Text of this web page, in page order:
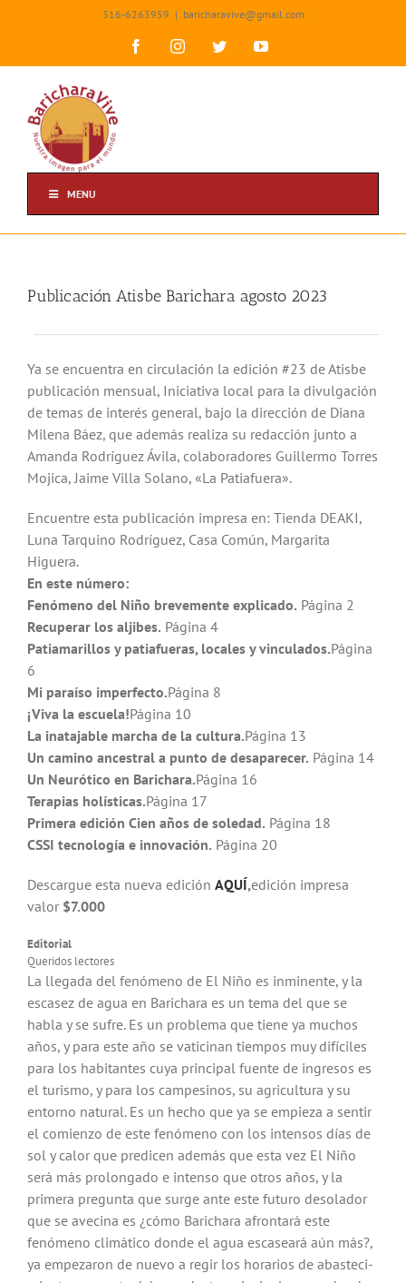
316-6263959 | baricharavive@gmail.com
FacebookInstagramTwitterYouTube
MENU
Publicación Atisbe Barichara agosto 2023
Ya se encuentra en circulación la edición #23 de Atisbe
publicación mensual, Iniciativa local para la divulgación
de temas de interés general, bajo la dirección de Diana
Milena Báez, que además realiza su redacción junto a
Amanda Rodríguez Ávila, colaboradores Guillermo Torres
Mojica, Jaime Villa Solano, «La Patiafuera».
Encuentre esta publicación impresa en: Tienda DEAKI,
Luna Tarquino Rodríguez, Casa Común, Margarita
Higuera.
En este número:
Fenómeno del Niño brevemente explicado. Página 2
Recuperar los aljibes. Página 4
Patiamarillos y patiafueras, locales y vinculados.Página
6
Mi paraíso imperfecto.Página 8
¡Viva la escuela!Página 10
La inatajable marcha de la cultura.Página 13
Un camino ancestral a punto de desaparecer. Página 14
Un Neurótico en Barichara.Página 16
Terapias holísticas.Página 17
Primera edición Cien años de soledad. Página 18
CSSI tecnología e innovación. Página 20
Descargue esta nueva edición AQUÍ,edición impresa
valor $7.000
Editorial
Queridos lectores
La llegada del fenómeno de El Niño es inminente, y la
escasez de agua en Barichara es un tema del que se
habla y se sufre. Es un problema que tiene ya muchos
años, y para este año se vaticinan tiempos muy difíciles
para los habitantes cuya principal fuente de ingresos es
el turismo, y para los cam­pesinos, su agricultura y su
entorno natural. Es un hecho que ya se empieza a sentir
el comienzo de este fenómeno con los intensos días de
sol y calor que predicen además que esta vez El Niño
será más prolongado e intenso que otros años, y la
primera pregunta que surge ante este futuro desolador
que se avecina es ¿cómo Barichara afrontará este
fenómeno climático donde el agua escaseará aún más?,
ya empezaron de nuevo a regir los horarios de abasteci­